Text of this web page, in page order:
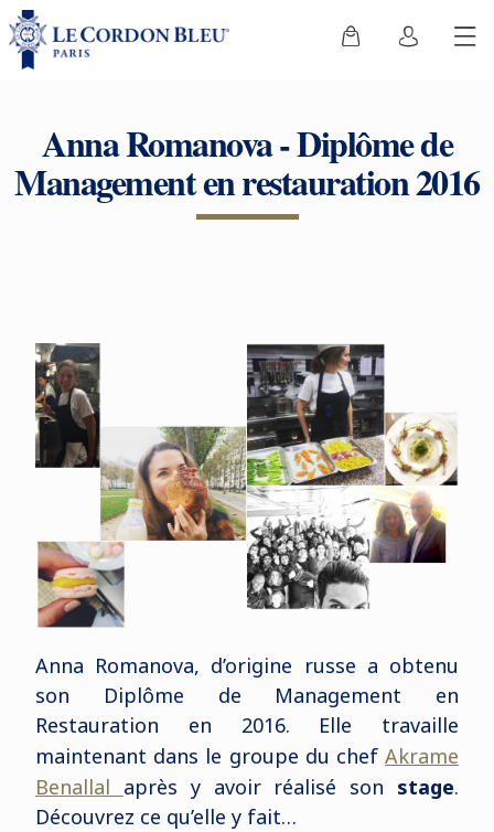
Anna Romanova - Diplôme de
Management en restauration 2016
Anna Romanova, d’origine russe a obtenu
son Diplôme de Management en
Restauration en 2016. Elle travaille
maintenant dans le groupe du chefAkrame
Benallal après y avoir réalisé son stage.
Découvrez ce qu’elle y fait…